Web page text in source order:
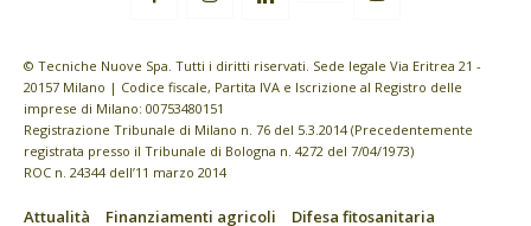
© Tecniche Nuove Spa. Tutti i diritti riservati. Sede legale Via Eritrea 21 -
20157 Milano | Codice fiscale, Partita IVA e Iscrizione al Registro delle
imprese di Milano: 00753480151
Registrazione Tribunale di Milano n. 76 del 5.3.2014 (Precedentemente
registrata presso il Tribunale di Bologna n. 4272 del 7/04/1973)
ROC n. 24344 dell’11 marzo 2014
Attualità Finanziamenti agricoli
Difesa fitosanitaria